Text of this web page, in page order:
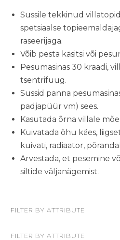
Sussile tekkinud
spetsiaalse
raseerijaga.
Võib pesta käsitsi või
Pesumasinas 30 kraadi,
tsentrifuug.
Sussid panna
padjapüür vm) sees.
Kasutada õrna villale
Kuivatada õhu käes,
kuivati, radiaator,
Arvestada, et pesemine
siltide väljanägemist.
FILTER BY ATTRIBUTE
FILTER BY ATTRIBUTE